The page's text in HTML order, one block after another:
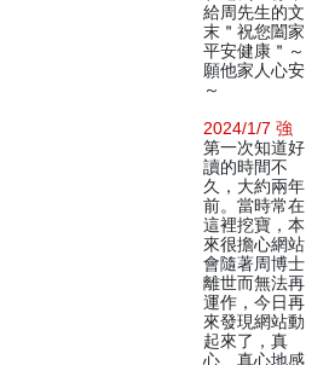
給周先生的文
末＂祝您闔家
平安健康＂～
願他家人心安
～
2024/1/7 強
第一次知道好
讀的時間不
久，大約兩年
前。當時常在
這裡挖寶，本
來很擔心網站
會隨著周博士
離世而無法再
運作，今日再
來發現網站動
起來了，真
心、真心地感